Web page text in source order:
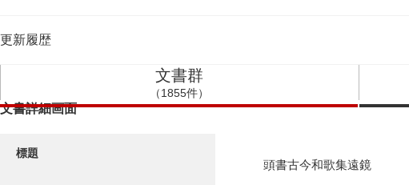
更新履歴
文書群
（1855件）
文書詳細画面
標題
頭書古今和歌集遠鏡